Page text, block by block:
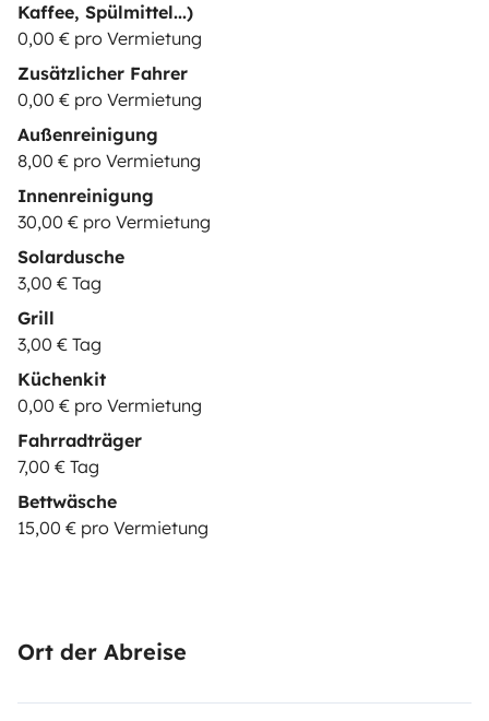
Kaffee, Spülmittel...)
0,00 € pro Vermietung
Zusätzlicher Fahrer
0,00 € pro Vermietung
Außenreinigung
8,00 € pro Vermietung
Innenreinigung
30,00 € pro Vermietung
Solardusche
3,00 € Tag
Grill
3,00 € Tag
Küchenkit
0,00 € pro Vermietung
Fahrradträger
7,00 € Tag
Bettwäsche
15,00 € pro Vermietung
Ort der Abreise